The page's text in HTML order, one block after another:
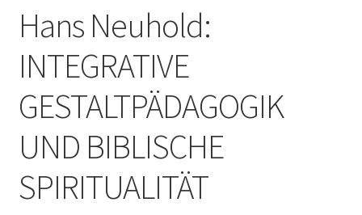
Hans Neuhold:
INTEGRATIVE
GESTALTPÄDAGOGIK
UND BIBLISCHE
SPIRITUALITÄT